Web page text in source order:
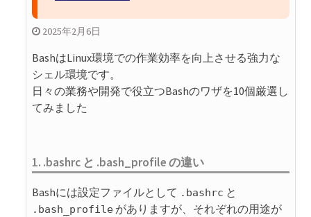
2025年2月6日
BashはLinux環境での作業効率を向上させる強力な
シェル環境です。
日々の業務や開発で役立つBashのワザを10個厳選し
てみました
1. .bashrc と .bash_profile の違い
Bashには設定ファイルとして .bashrc と
.bash_profileがありますが、それぞれの用途が